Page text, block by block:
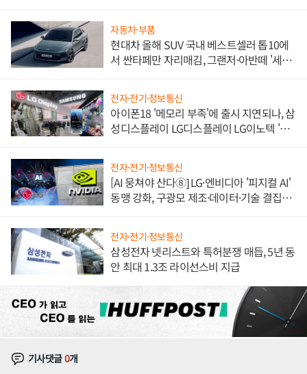
자동차·부품
현대차 올해 SUV 국내 베스트셀러 톱10에
서 싼타페만 자리매김, 그랜저·아반떼 '세단
전자·전기·정보통신
아이폰18 '메모리 부족'에 출시 지연되나, 삼
성디스플레이 LG디스플레이 LG이노텍 '탈
전자·전기·정보통신
[AI 뭉쳐야 산다⑧] LG·엔비디아 '피지컬 AI'
동맹 강화, 구광모 제조·데이터·기술 결집
전자·전기·정보통신
삼성전자 넷리스트와 특허분쟁 매듭, 5년 동
안 최대 1.3조 라이선스비 지급
기사댓글0개